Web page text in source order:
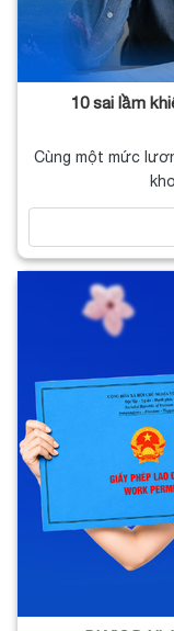
10 sai lầm
Cùng một mức